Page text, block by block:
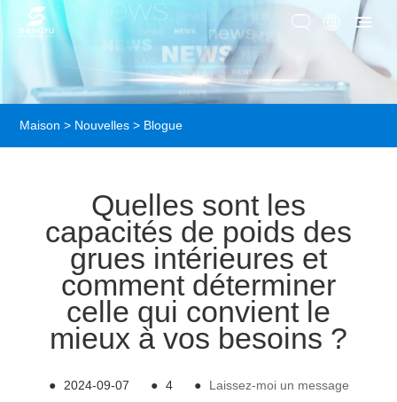
Maison > Nouvelles > Blogue
Quelles sont les
capacités de poids des
grues intérieures et
comment déterminer
celle qui convient le
mieux à vos besoins ?
● 2024-09-07 ● 4 ● Laissez-moi un message